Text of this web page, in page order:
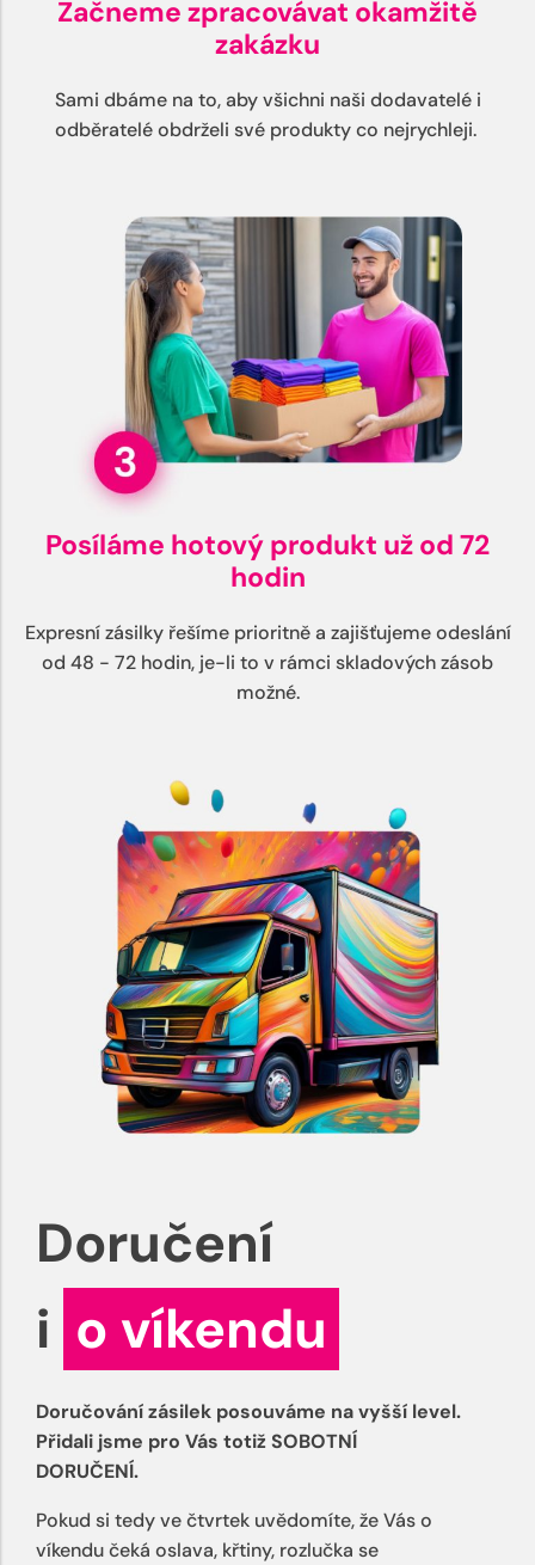
Začneme zpracovávat okamžitě
zakázku
Sami dbáme na to, aby všichni naši dodavatelé i
odběratelé obdrželi své produkty co nejrychleji.
Posíláme hotový produkt už od 72
hodin
Expresní zásilky řešíme prioritně a zajišťujeme odeslání
od 48 - 72 hodin, je-li to v rámci skladových zásob
možné.
Doručení
i o víkendu
Doručování zásilek posouváme na vyšší level.
Přidali jsme pro Vás totiž SOBOTNÍ
DORUČENÍ.
Pokud si tedy ve čtvrtek uvědomíte, že Vás o
víkendu čeká oslava, křtiny, rozlučka se